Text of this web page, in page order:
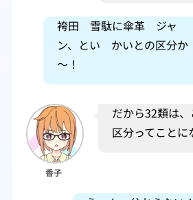
袴田 雪駄に傘革 ジャ
ン、とい かいとの区分か
～！
香子
だから32類は
区分ってことに